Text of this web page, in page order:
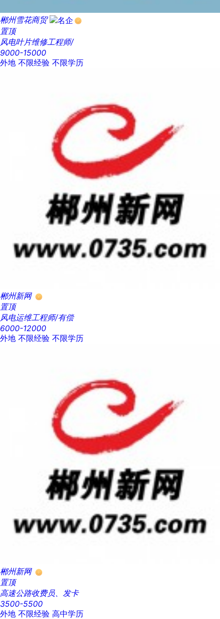
郴州雪花商贸
置顶
风电叶片维修工程师/
9000-15000
外地 不限经验 不限学历
郴州新网
置顶
风电运维工程师/有偿
6000-12000
外地 不限经验 不限学历
郴州新网
置顶
高速公路收费员、发卡
3500-5500
外地 不限经验 高中学历